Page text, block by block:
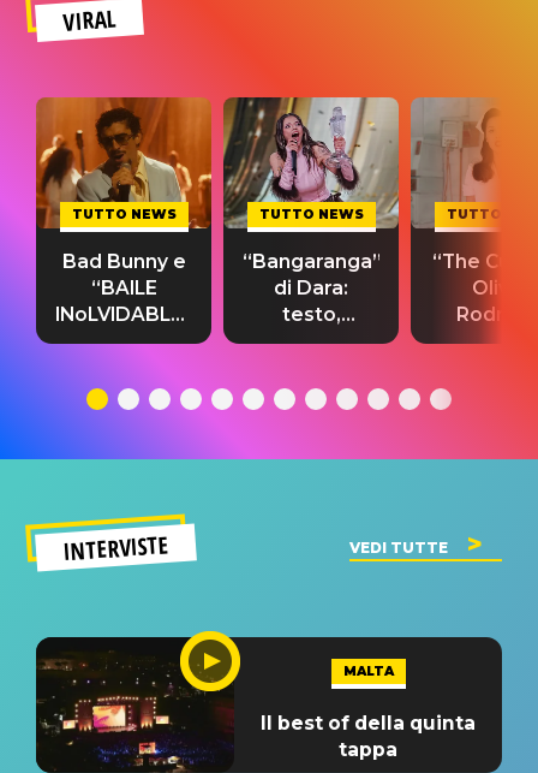
VIRAL
TUTTO NEWS
Bad Bunny e
“BAILE
INoLVIDABLE”:
testo,
significato
TUTTO NEWS
“Bangaranga”
di Dara:
testo,
traduzione e
del singolo
TUTTO
“The
Olivia
testo,
INTERVISTE VEDI TUTTE
MALTA
Il best of della quinta
tappa